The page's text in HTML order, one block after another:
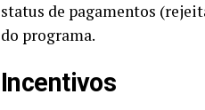
status de pagamentos
do programa.
Incentivos